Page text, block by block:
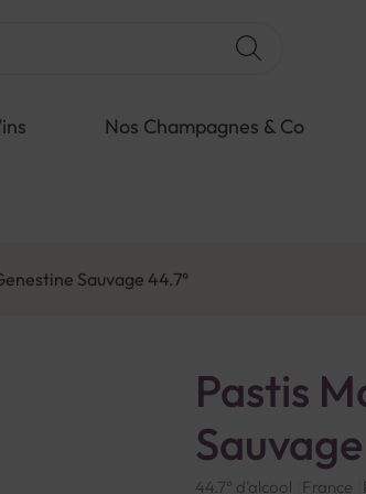
Nos Champagnes & Co
Sauvage 44.7°
Pastis
Sauvage
44.7° d'alcool France